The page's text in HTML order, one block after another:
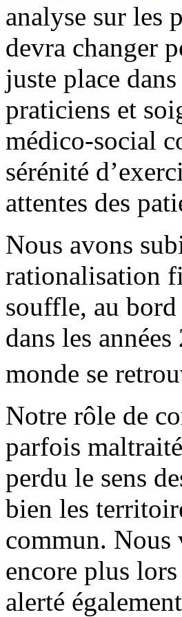
analyse sur les
devra changer
juste place
praticiens et
médico-social
sérénité
attentes des
Nous avons
rationalisation
souffle, au
dans les
monde se
Notre rôle de
parfois
perdu le sens
bien les
commun. Nous
encore plus
alerté